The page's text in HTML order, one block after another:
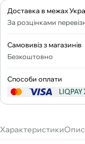
Доставка в межах
За розцінками
Самовивіз з магазинів
Безкоштовно
Способи оплати
ХарактеристикиОпис